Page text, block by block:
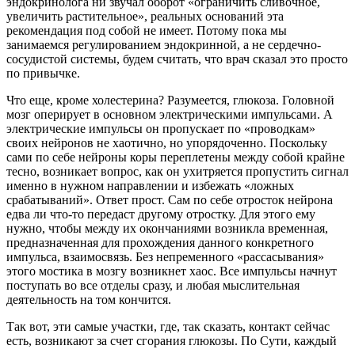
увеличить растительное», реальных оснований эта
рекомендация под собой не имеет. Потому пока мы
занимаемся регулированием эндокринной, а не сердечно-
сосудистой системы, будем считать, что врач сказал это просто
по привычке.
Что еще, кроме холестерина? Разумеется, глюкоза. Головной
мозг оперирует в основном электрическими импульсами. А
электрические импульсы он пропускает по «проводкам»
своих нейронов не хаотично, но упорядоченно. Поскольку
сами по себе нейроны коры переплетены между собой крайне
тесно, возникает вопрос, как он ухитряется пропустить сигнал
именно в нужном направлении и избежать «ложных
срабатываний». Ответ прост. Сам по себе отросток нейрона
едва ли что-то передаст другому отростку. Для этого ему
нужно, чтобы между их окончаниями возникла временная,
предназначенная для прохождения данного конкретного
импульса, взаимосвязь. Без непременного «рассасывания»
этого мостика в мозгу возникнет хаос. Все импульсы начнут
поступать во все отделы сразу, и любая мыслительная
деятельность на том кончится.
Так вот, эти самые участки, где, так сказать, контакт сейчас
есть, возникают за счет сгорания глюкозы. По Сути, каждый